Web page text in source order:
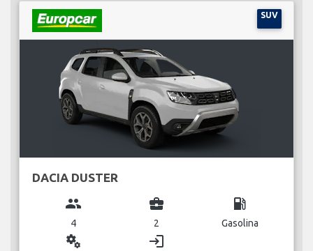
SUV
DACIA DUSTER
group
4
business_center
2
local_gas_station
Gasolina
miscellaneous_services login